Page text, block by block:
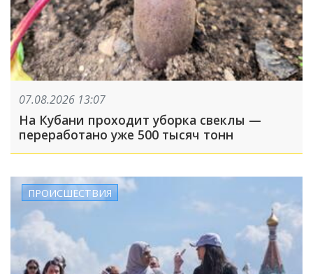
07.08.2026 13:07
На Кубани проходит уборка свеклы —
переработано уже 500 тысяч тонн
ПРОИСШЕСТВИЯ